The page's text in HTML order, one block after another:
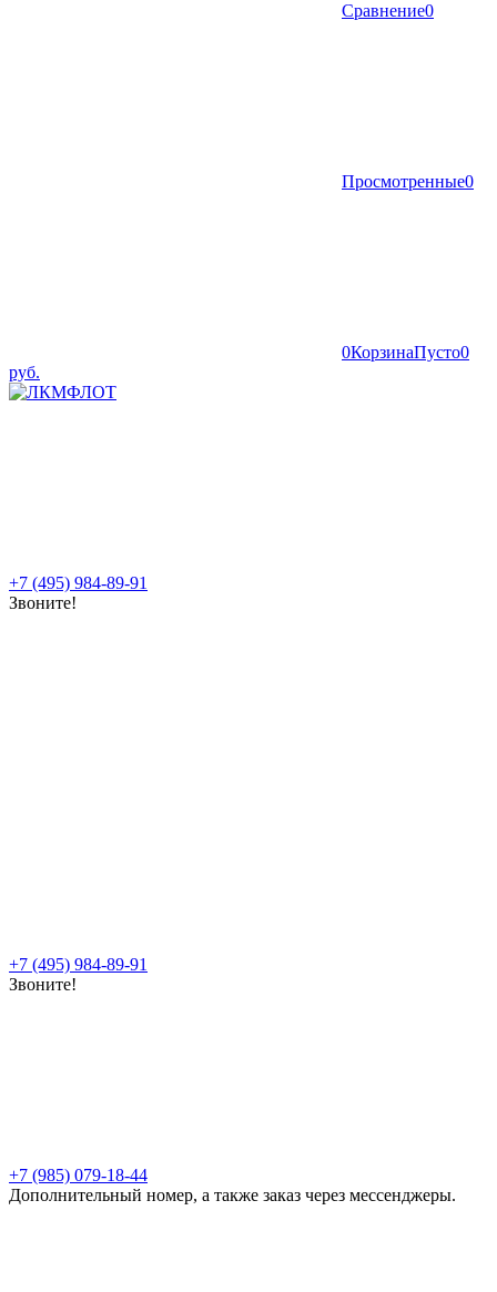
Сравнение0
Просмотренные0
0КорзинаПусто0
руб.
+7 (495) 984-89-91
Звоните!
+7 (495) 984-89-91
Звоните!
+7 (985) 079-18-44
Дополнительный номер, а также заказ через мессенджеры.